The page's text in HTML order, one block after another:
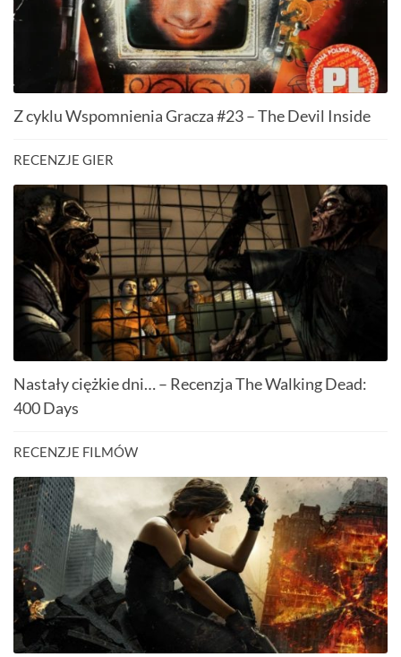
Z cyklu Wspomnienia Gracza #23 – The Devil Inside
RECENZJE GIER
Nastały ciężkie dni… – Recenzja The Walking Dead:
400 Days
RECENZJE FILMÓW